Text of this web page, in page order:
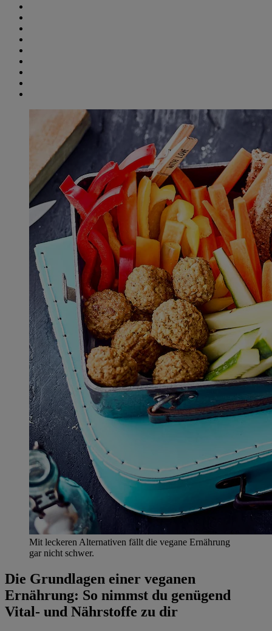
Mit leckeren Alternativen fällt die vegane Ernährung
gar nicht schwer.
Die Grundlagen einer veganen
Ernährung: So nimmst du genügend
Vital- und Nährstoffe zu dir